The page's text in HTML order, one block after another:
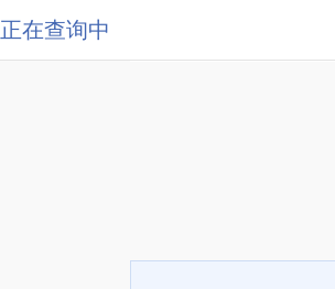
正在查询中